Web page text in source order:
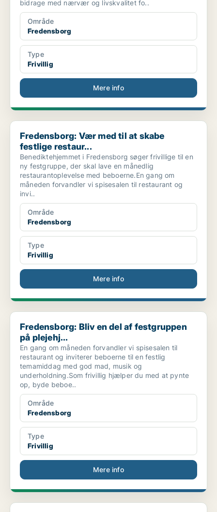
bidrage med nærvær og livskvalitet fo..
Område
Fredensborg
Type
Frivillig
Mere info
Fredensborg: Vær med til at skabe festlige restaur...
Fredensborg: Vær med til at skabe
festlige restaur...
Benediktehjemmet i Fredensborg søger frivillige til en
ny festgruppe, der skal lave en månedlig
restaurantoplevelse med beboerne.En gang om
måneden forvandler vi spisesalen til restaurant og
invi..
Område
Fredensborg
Type
Frivillig
Mere info
Fredensborg: Bliv en del af festgruppen på plejehj...
Fredensborg: Bliv en del af festgruppen
på plejehj...
En gang om måneden forvandler vi spisesalen til
restaurant og inviterer beboerne til en festlig
temamiddag med god mad, musik og
underholdning.Som frivillig hjælper du med at pynte
op, byde beboe..
Område
Fredensborg
Type
Frivillig
Mere info
Humlebæk: Bliv våger i Vågetjenesten i Fredensborg...